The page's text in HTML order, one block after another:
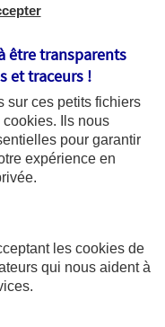
de l’Arche –
contrôle
: - 4
- 75436
procédures de
les
Vie sont
de
être transparents
et traceurs !
sur ces petits fichiers
cookies. Ils nous
pour garantir
expérience en
les cookies de
qui nous aident à